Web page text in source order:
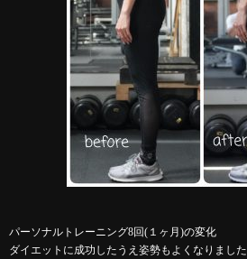
パーソナルトレーニング8回(１ヶ月)の変化
ダイエットに成功したうえ姿勢もよくなりました